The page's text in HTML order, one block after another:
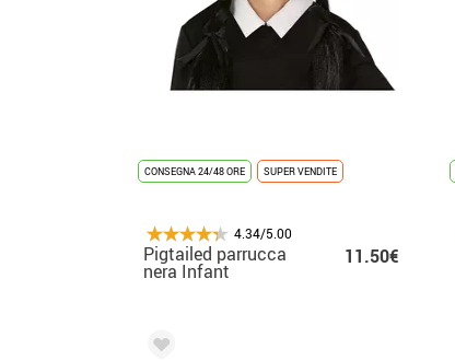
CONSEGNA 24/48 ORE SUPER VENDITE
4.34/5.00
Pigtailed parrucca
nera Infant
11.50€